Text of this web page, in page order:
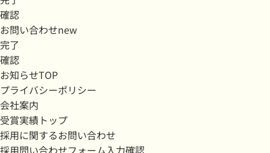
確認
お問い合わせnew
完了
確認
お知らせTOP
プライバシーポリシー
会社案内
受賞実績トップ
採用に関するお問い合わせ
採用問い合わせフォーム入力確認